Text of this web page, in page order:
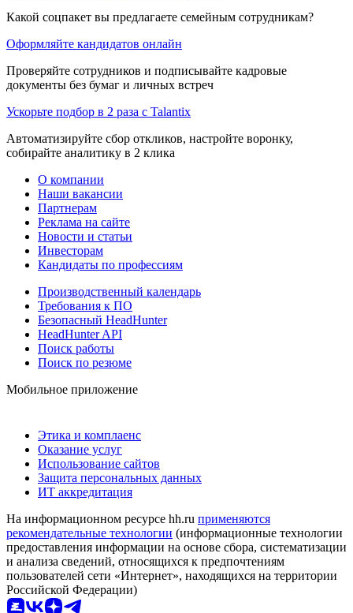
Какой соцпакет вы предлагаете семейным сотрудникам?
Оформляйте кандидатов онлайн
Проверяйте сотрудников и подписывайте кадровые
документы без бумаг и личных встреч
Ускорьте подбор в 2 раза с Talantix
Автоматизируйте сбор откликов, настройте воронку,
собирайте аналитику в 2 клика
О компании
Наши вакансии
Партнерам
Реклама на сайте
Новости и статьи
Инвесторам
Кандидаты по профессиям
Производственный календарь
Требования к ПО
Безопасный HeadHunter
HeadHunter API
Поиск работы
Поиск по резюме
Мобильное приложение
Этика и комплаенс
Оказание услуг
Использование сайтов
Защита персональных данных
ИТ аккредитация
На информационном ресурсе hh.ru применяются
рекомендательные технологии (информационные технологии
предоставления информации на основе сбора, систематизации
и анализа сведений, относящихся к предпочтениям
пользователей сети «Интернет», находящихся на территории
Российской Федерации)